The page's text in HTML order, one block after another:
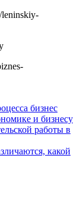
leninskiy-
бизнес
и бизнесу
работы в
какой